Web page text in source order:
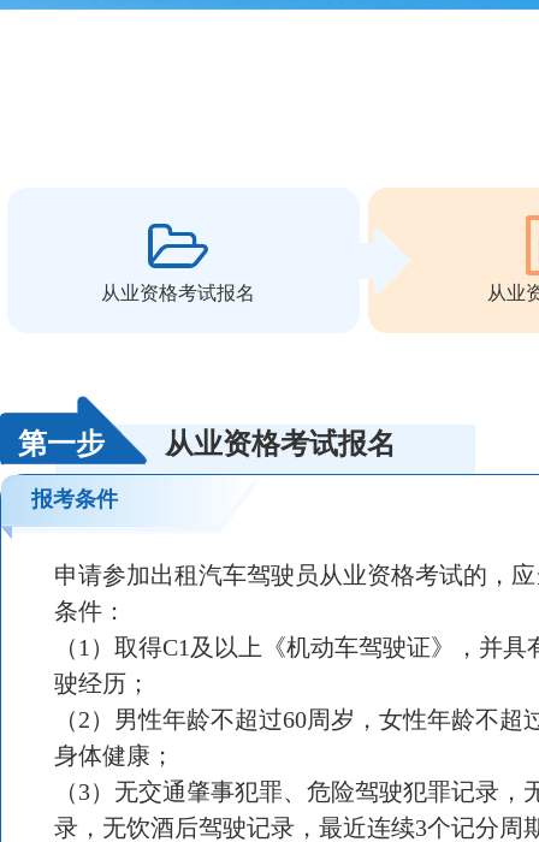
从业资格考试报名 从业
第一步 从业资格考试报名
报考条件
申请参加出租汽车驾驶员从业资格考试的，
条件：
（1）取得C1及以上《机动车驾驶证》，并具
驶经历；
（2）男性年龄不超过60周岁，女性年龄不超
身体健康；
（3）无交通肇事犯罪、危险驾驶犯罪记录，
录，无饮酒后驾驶记录，最近连续3个记分周